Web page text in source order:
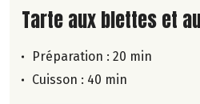
Lire la suite de la
Tarte aux blettes et
Préparation : 20 min
Cuisson : 40 min